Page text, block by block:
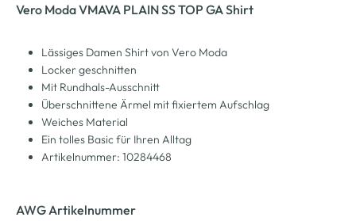
Vero Moda VMAVA PLAIN SS TOP GA Shirt
Lässiges Damen Shirt von Vero Moda
Locker geschnitten
Mit Rundhals-Ausschnitt
Überschnittene Ärmel mit fixiertem Aufschlag
Weiches Material
Ein tolles Basic für Ihren Alltag
Artikelnummer: 10284468
AWG Artikelnummer